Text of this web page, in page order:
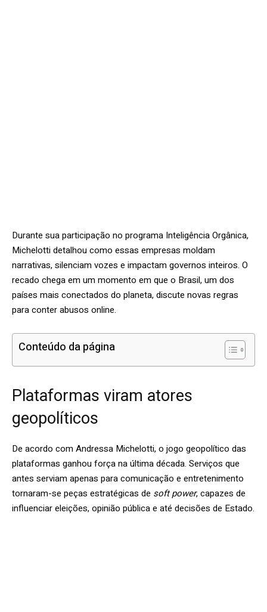
Durante sua participação no programa Inteligência Orgânica,
Michelotti detalhou como essas empresas moldam
narrativas, silenciam vozes e impactam governos inteiros. O
recado chega em um momento em que o Brasil, um dos
países mais conectados do planeta, discute novas regras
para conter abusos online.
Conteúdo da página
Plataformas viram atores
geopolíticos
De acordo com Andressa Michelotti, o jogo geopolítico das
plataformas ganhou força na última década. Serviços que
antes serviam apenas para comunicação e entretenimento
tornaram-se peças estratégicas de soft power, capazes de
influenciar eleições, opinião pública e até decisões de Estado.